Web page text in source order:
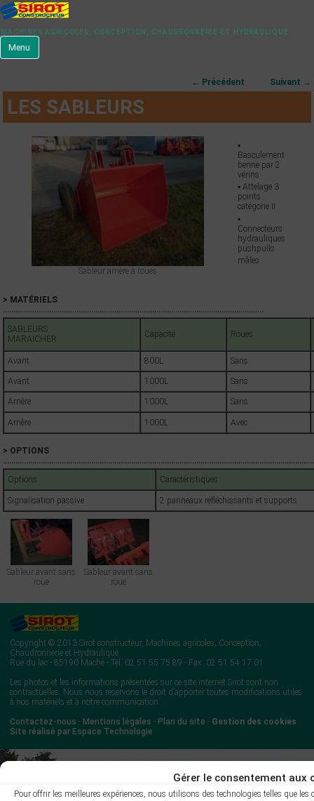
Gérer le consentement aux
Pour offrir les meilleures expériences, nous utilisons des technologies telles que
MACHINES AGRICOLES, CONCEPTION, CHAUDRONNERIE ET HYDRAULIQUE
Menu
Navigation des articles
← Précédent Suivant →
LES SABLEURS
Sableur arrière à roues
▪
Basculement
benne par 2
vérins
▪ Attelage 3
points
catégorie II
▪
Connecteurs
hydrauliques
pushpulls
mâles
> MATÉRIELS
…………………………………………………………………………………………………………….
SABLEURS
MARAICHER
Capacité Roues
Avant 800L Sans
Avant 1000L Sans
Arrière 1000L Sans
Arrière 1000L Avec
> OPTIONS
Options
Caractéristiques
Signalisation passive 2 panneaux réfléchissants et supports
Sableur avant sans
roue
Sableur avant sans
roue
Copyright © 2013 Sirot constructeur, Machines agricoles, Conception,
Chaudronnerie et Hydraulique
Rue du lac - 85190 Maché - Tél. 02 51 55 75 89 - Fax. 02 51 54 17 01
Les photos et les informations présentées sur ce site internet Sirot sont non
contractuelles. Nous nous réservons le droit d’apporter toutes modifications utiles
à nos matériels et à notre communication.
Contactez-nous - Mentions légales - Plan du site - Gestion des cookies
Site réalisé par Espace Technologie